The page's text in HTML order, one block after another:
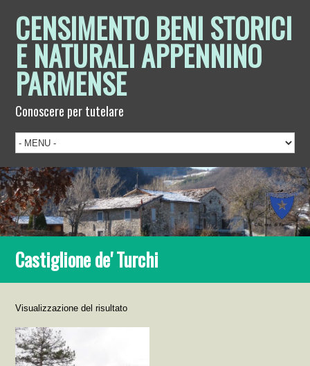
CENSIMENTO BENI STORICI
E NATURALI APPENNINO
PARMENSE
Conoscere per tutelare
Castiglione de' Turchi
Visualizzazione del risultato